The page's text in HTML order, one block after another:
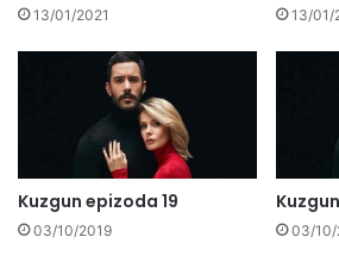
13/01/2021 13/01/
Kuzgun epizoda 19
03/10/2019 03/10/